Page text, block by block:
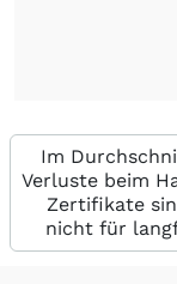
Im
Verluste beim
Zertifikate
nicht für